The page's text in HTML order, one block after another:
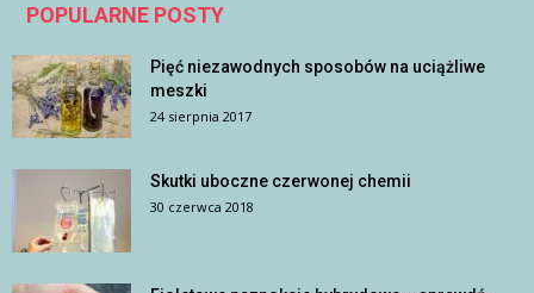
POPULARNE POSTY
Pięć niezawodnych sposobów na uciążliwe
meszki
24 sierpnia 2017
Skutki uboczne czerwonej chemii
30 czerwca 2018